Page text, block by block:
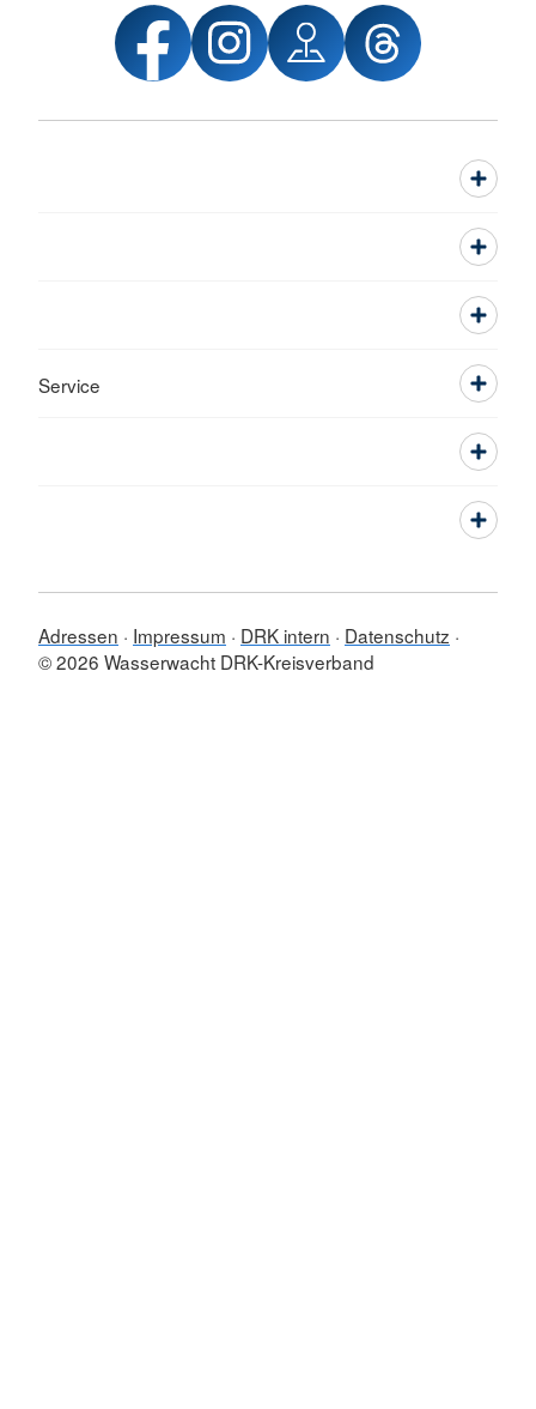
Service
Adressen Impressum DRK intern
Datenschutz
© 2026 Wasserwacht DRK-Kreisverband